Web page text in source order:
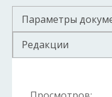
Параметры
Редакции